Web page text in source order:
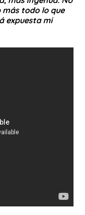
más todo lo que
expuesta mi